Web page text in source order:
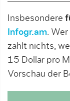
Insbesondere
Infogr.am.
zahlt nichts,
15 Dollar pro
Vorschau der